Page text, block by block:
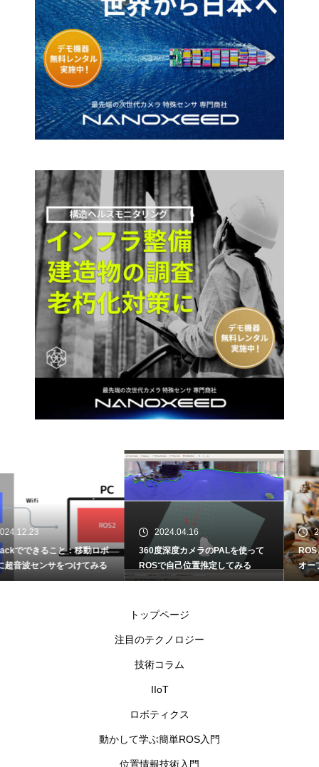
2024.04.16
360度深度カメラのPALを使って
ROSで自己位置推定してみる
2023.10.28
ROSとは？ロボット開発のための
オープンソースフレームワーク
動かして学ぶ簡単ROS入門①
トップページ
注目のテクノロジー
技術コラム
IIoT
ロボティクス
動かして学ぶ簡単ROS入門
位置情報技術入門